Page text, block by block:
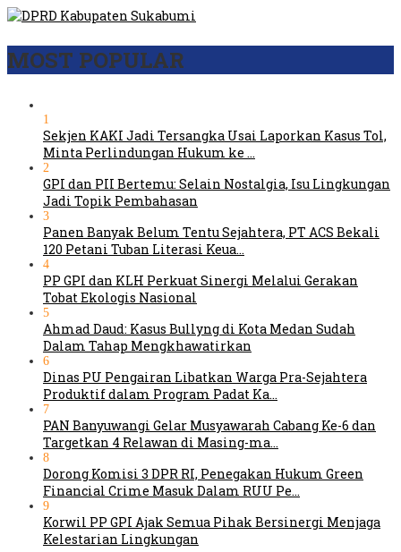
MOST POPULAR
1
Sekjen KAKI Jadi Tersangka Usai Laporkan Kasus Tol,
Minta Perlindungan Hukum ke …
2
GPI dan PII Bertemu: Selain Nostalgia, Isu Lingkungan
Jadi Topik Pembahasan
3
Panen Banyak Belum Tentu Sejahtera, PT ACS Bekali
120 Petani Tuban Literasi Keua…
4
PP GPI dan KLH Perkuat Sinergi Melalui Gerakan
Tobat Ekologis Nasional
5
Ahmad Daud: Kasus Bullyng di Kota Medan Sudah
Dalam Tahap Mengkhawatirkan
6
Dinas PU Pengairan Libatkan Warga Pra-Sejahtera
Produktif dalam Program Padat Ka…
7
PAN Banyuwangi Gelar Musyawarah Cabang Ke-6 dan
Targetkan 4 Relawan di Masing-ma…
8
Dorong Komisi 3 DPR RI, Penegakan Hukum Green
Financial Crime Masuk Dalam RUU Pe…
9
Korwil PP GPI Ajak Semua Pihak Bersinergi Menjaga
Kelestarian Lingkungan